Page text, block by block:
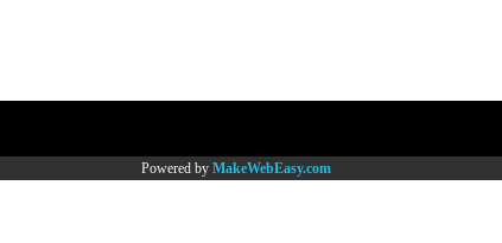
Powered by MakeWebEasy.com